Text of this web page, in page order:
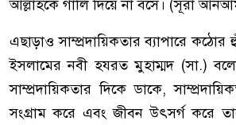
আল্লাহকে গালি দিয়ে না বসে। (সূরা
এছাড়াও সাম্প্রদায়িকতার ব্যাপারে কঠোর
ইসলামের নবী হযরত মুহাম্মদ (সা.)
সাম্প্রদায়িকতার দিকে ডাকে,
সংগ্রাম করে এবং জীবন উৎসর্গ করে